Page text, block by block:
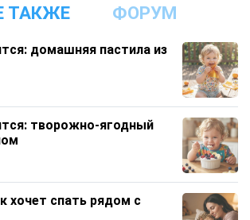
ТАКЖЕ ФОРУМ
домашняя пастила из
творожно‑ягодный
хочет спать рядом с